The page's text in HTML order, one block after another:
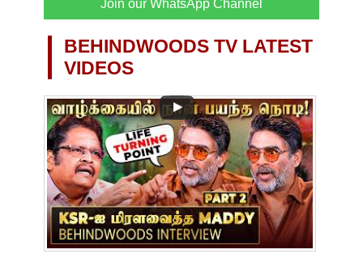
Join our WhatsApp Channel
BEHINDWOODS TV LATEST
VIDEOS